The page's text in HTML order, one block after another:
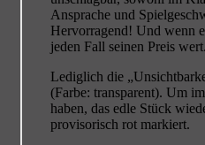
Ansprache und
Hervorragend! Und wenn
jeden Fall seinen Preis wert.
Lediglich die
(Farbe: transparent). Um
haben, das edle Stück
provisorisch rot markiert.